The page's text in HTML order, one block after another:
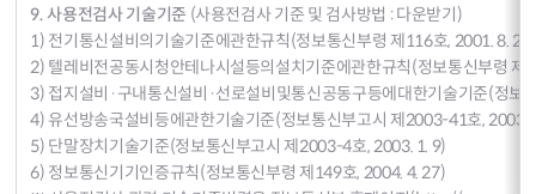
9. 사용전검사 기술기준 (사용전검사 기준 및 검사방법 :다운받기)
1) 전기통신설비의기술기준에관한규칙(정보통신부령 제116호, 2001. 8. 27)
2) 텔레비전공동시청안테나시설등의설치기준에관한규칙(정보통신부령 제
3) 접지설비·구내통신설비·선로설비및통신공동구등에대한기술기준(정
4) 유선방송국설비등에관한기술기준(정보통신부고시 제2003-41호, 2003.
5) 단말장치기술기준(정보통신부고시 제2003-4호, 2003. 1. 9)
6) 정보통신기기인증규칙(정보통신부령 제149호, 2004. 4. 27)